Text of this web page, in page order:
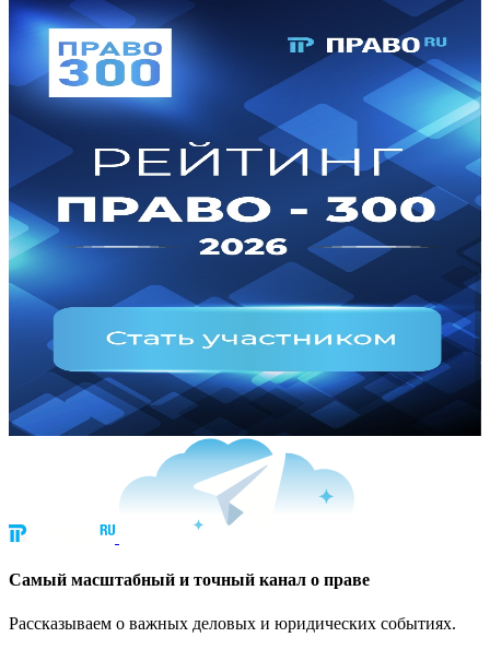
Cамый масштабный и точный канал о праве
Рассказываем о важных деловых и юридических событиях.